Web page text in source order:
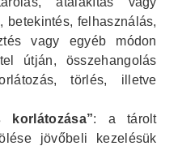
betekintés, felhasználás,
vagy egyéb módon
útján, összehangolás
törlés, illetve
korlátozása”: a tárolt
jövőbeli kezelésük